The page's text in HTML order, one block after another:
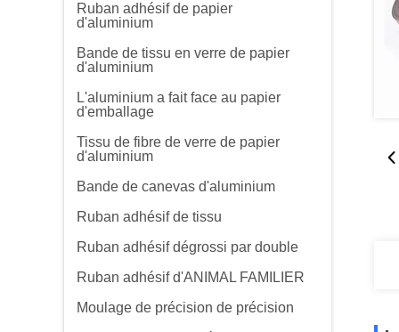
Ruban adhésif de papier
d'aluminium
Bande de tissu en verre de papier
d'aluminium
L'aluminium a fait face au papier
d'emballage
Tissu de fibre de verre de papier
d'aluminium
Bande de canevas d'aluminium
Ruban adhésif de tissu
Ruban adhésif dégrossi par double
Ruban adhésif d'ANIMAL FAMILIER
Moulage de précision de précision